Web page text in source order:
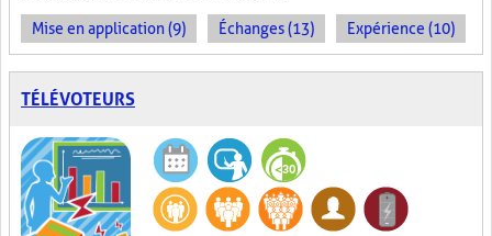
Mise en application (9) Échanges (13) Expérience (10)
TÉLÉVOTEURS